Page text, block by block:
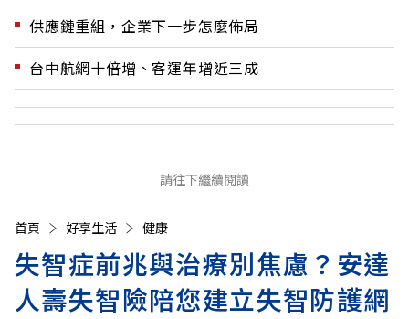
供應鏈重組，企業下一步怎麼佈局
台中航網十倍增、客運年增近三成
請往下繼續閱讀
首頁 好享生活 健康
失智症前兆與治療別焦慮？安達
人壽失智險陪您建立失智防護網